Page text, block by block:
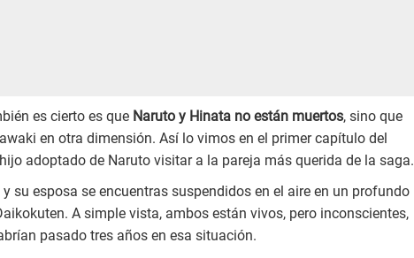
es cierto es que Naruto y Hinata no están muertos, sino que
en otra dimensión. Así lo vimos en el primer capítulo del
adoptado de Naruto visitar a la pareja más querida de la saga.
su esposa se encuentras suspendidos en el aire en un profundo
A simple vista, ambos están vivos, pero inconscientes,
pasado tres años en esa situación.